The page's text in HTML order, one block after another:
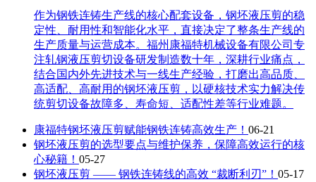
作为钢铁连铸生产线的核心配套设备，钢坯液压剪的稳
定性、耐用性和智能化水平，直接决定了整条生产线的
生产质量与运营成本。福州康福特机械设备有限公司专
注轧钢液压剪切设备研发制造数十年，深耕行业痛点，
结合国内外先进技术与一线生产经验，打磨出高品质、
高适配、高耐用的钢坯液压剪，以硬核技术实力解决传
统剪切设备故障多、寿命短、适配性差等行业难题。
康福特钢坯液压剪赋能钢铁连铸高效生产！ 06-21
钢坯液压剪的选型要点与维护保养，保障高效运行的核
心秘籍！ 05-27
钢坯液压剪 —— 钢铁连铸线的高效 “裁断利刃”！ 05-17